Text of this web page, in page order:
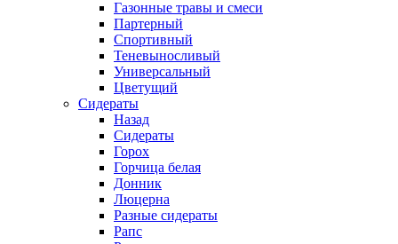
Газонные травы и смеси
Партерный
Спортивный
Теневыносливый
Универсальный
Цветущий
Сидераты
Назад
Сидераты
Горох
Горчица белая
Донник
Люцерна
Разные сидераты
Рапс